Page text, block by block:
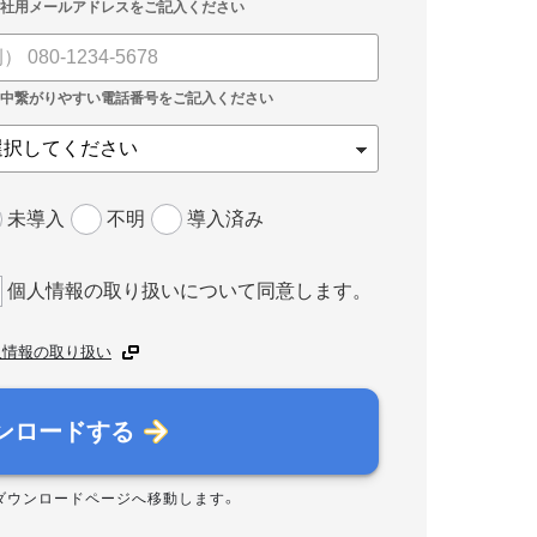
未導入 不明 導入済み
個人情報の取り扱いについて同意します。
報の取り扱い
ロードする
ウンロードページへ移動します。